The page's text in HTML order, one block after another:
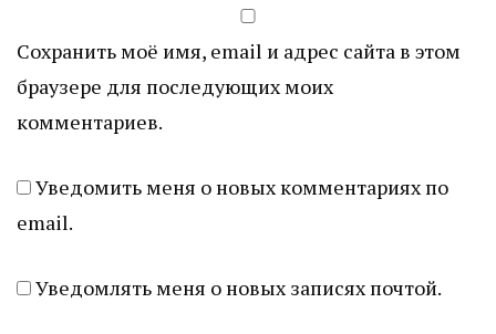
Сохранить моё имя, email и адрес сайта в этом
браузере для последующих моих
комментариев.
Уведомить меня о новых комментариях по
email.
Уведомлять меня о новых записях почтой.